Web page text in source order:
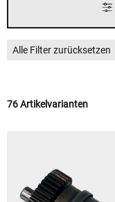
Alle Filter zurücksetzen
76 Artikelvarianten